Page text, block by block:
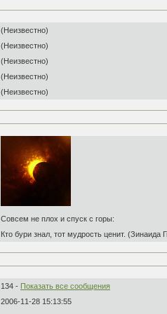
(Неизвестно)
(Неизвестно)
(Неизвестно)
(Неизвестно)
(Неизвестно)
Совсем не плох и спуск с горы:
Кто бури знал, тот мудрость ценит. (Зинаида
134 - Показать все сообщения
2006-11-28 15:13:55